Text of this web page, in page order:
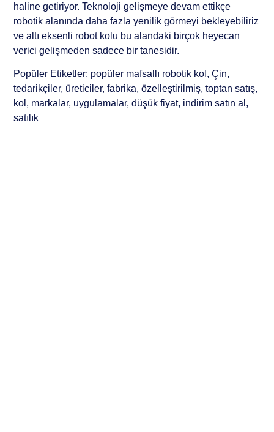
haline getiriyor. Teknoloji gelişmeye devam ettikçe
robotik alanında daha fazla yenilik görmeyi bekleyebiliriz
ve altı eksenli robot kolu bu alandaki birçok heyecan
verici gelişmeden sadece bir tanesidir.
Popüler Etiketler: popüler mafsallı robotik kol, Çin,
tedarikçiler, üreticiler, fabrika, özelleştirilmiş, toptan satış,
kol, markalar, uygulamalar, düşük fiyat, indirim satın al,
satılık